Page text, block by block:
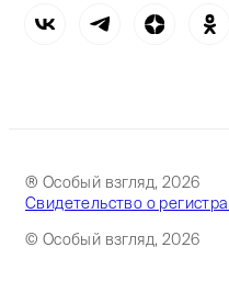
® Особый взгляд, 2026
Свидетельство о
© Особый взгляд, 2026